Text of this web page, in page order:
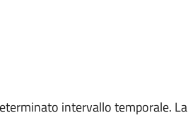
intervallo temporale. La